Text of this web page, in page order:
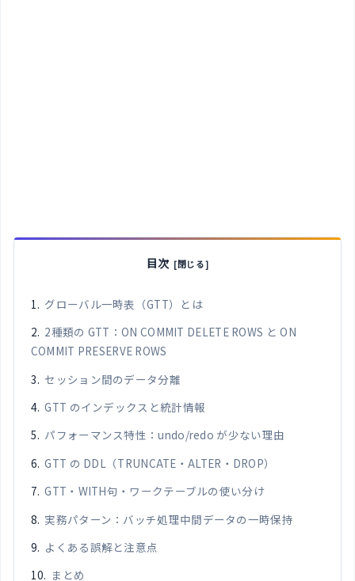
目次
グローバル一時表（GTT）とは
2種類の GTT：ON COMMIT DELETE ROWS と ON
COMMIT PRESERVE ROWS
セッション間のデータ分離
GTT のインデックスと統計情報
パフォーマンス特性：undo/redo が少ない理由
GTT の DDL（TRUNCATE・ALTER・DROP）
GTT・WITH句・ワークテーブルの使い分け
実務パターン：バッチ処理中間データの一時保持
よくある誤解と注意点
まとめ